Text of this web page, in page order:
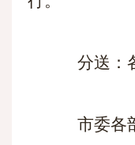
分送：
市委各部